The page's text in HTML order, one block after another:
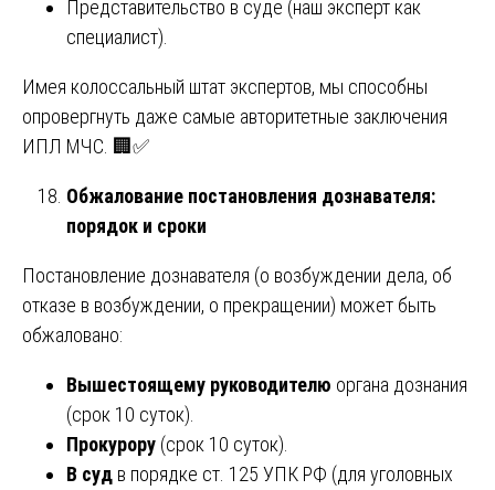
Представительство в суде (наш эксперт как
специалист).
Имея колоссальный штат экспертов, мы способны
опровергнуть даже самые авторитетные заключения
ИПЛ МЧС. 🏢✅
Обжалование постановления дознавателя:
порядок и сроки
Постановление дознавателя (о возбуждении дела, об
отказе в возбуждении, о прекращении) может быть
обжаловано:
Вышестоящему руководителю органа дознания
(срок 10 суток).
Прокурору (срок 10 суток).
В суд в порядке ст. 125 УПК РФ (для уголовных